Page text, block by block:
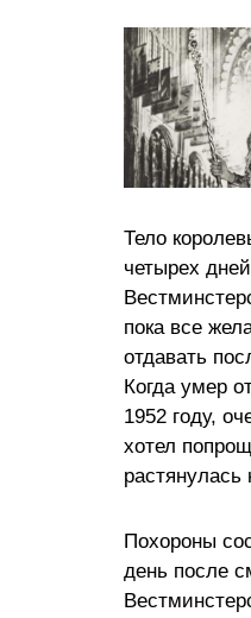
Тело
четырех
пока все
отдавать
Когда умер
1952 году,
хотел
Похороны
день после